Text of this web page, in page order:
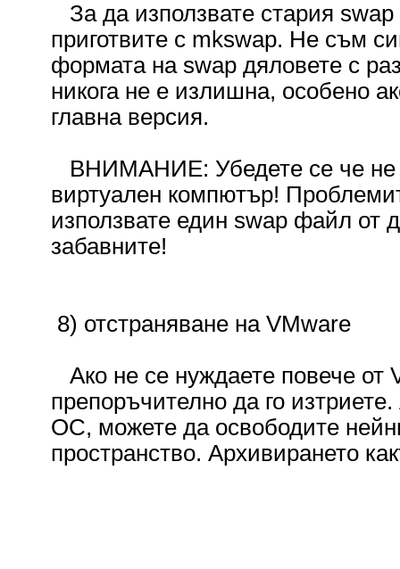
За да използвате стария
приготвите с mkswap. Не съм
формата на swap дяловете с
никога не е излишна, особено
главна версия.
ВНИМАНИЕ: Убедете се че не
виртуален компютър!
използвате един swap файл от
забавните!
8) отстраняване на VMware
Ако не се нуждаете повече от
препоръчително да го
ОС, можете да освободите
пространство. Архивирането